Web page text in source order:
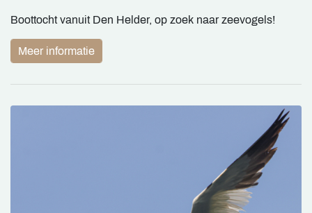
Boottocht vanuit Den Helder, op zoek naar zeevogels!
Meer informatie